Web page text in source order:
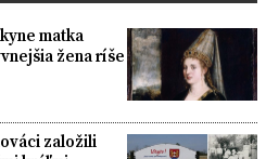
matka
žena ríše
založili